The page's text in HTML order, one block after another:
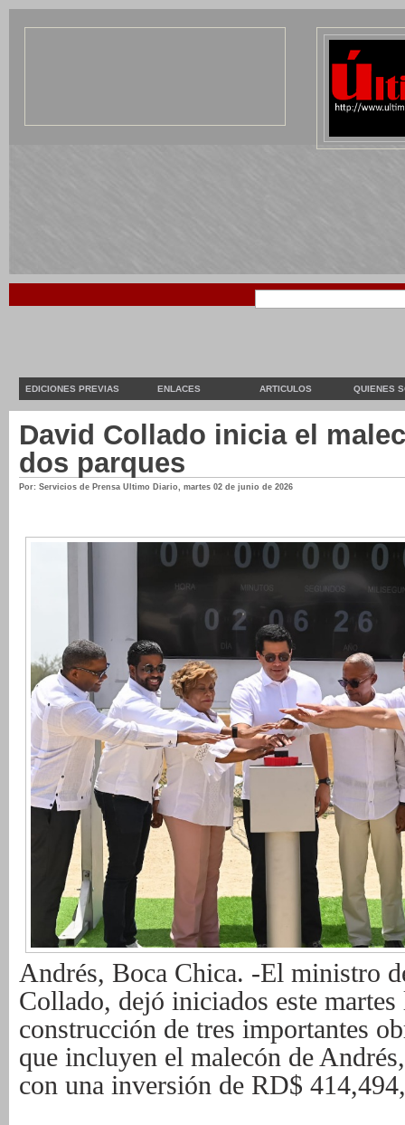
EDICIONES PREVIAS ENLACES ARTICULOS QUIENES
David Collado inicia el
dos parques
Por: Servicios de Prensa Ultimo Diario, martes 02 de junio de 2026
Andrés, Boca Chica. -El ministro
Collado, dejó iniciados este martes
construcción de tres importantes
que incluyen el malecón de
con una inversión de RD$